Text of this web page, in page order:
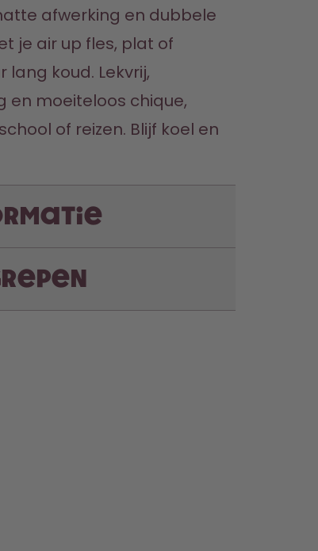
afwerking en dubbele
je air up fles, plat of
lang koud. Lekvrij,
moeiteloos chique,
of reizen. Blijf koel en